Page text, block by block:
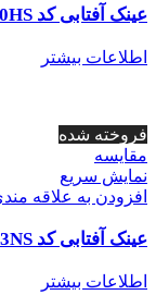
عینک آفتابی کد SPS50HS
اطلاعات بیشتر
فروخته شده
مقايسه
نمایش سریع
افزودن به علاقه
عینک آفتابی کد SPS53NS
اطلاعات بیشتر